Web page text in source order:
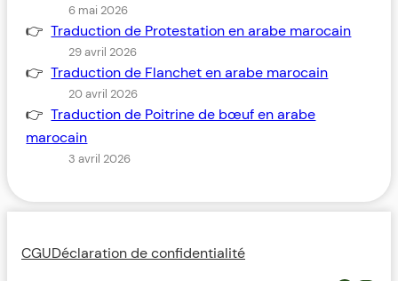
6 mai 2026
Traduction de Protestation en arabe marocain
29 avril 2026
Traduction de Flanchet en arabe marocain
20 avril 2026
Traduction de Poitrine de bœuf en arabe
marocain
3 avril 2026
CGUDéclaration de confidentialité